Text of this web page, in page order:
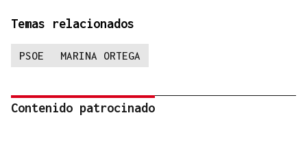
Temas relacionados
PSOE MARINA ORTEGA
Contenido patrocinado